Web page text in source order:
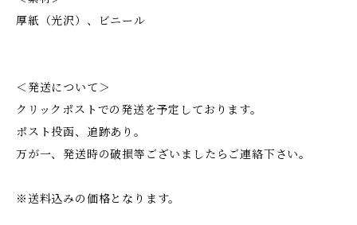
厚紙（光沢）、ビニール
＜発送について＞
クリックポストでの発送を予定しております。
ポスト投函、追跡あり。
万が一、発送時の破損等ございましたらご連絡下さい。
※送料込みの価格となります。